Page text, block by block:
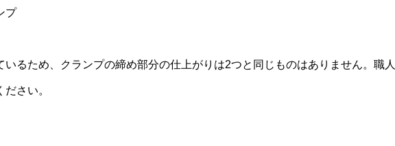
プ
るため、クランプの締め部分の仕上がりは2つと同じものはありません。職
さい。